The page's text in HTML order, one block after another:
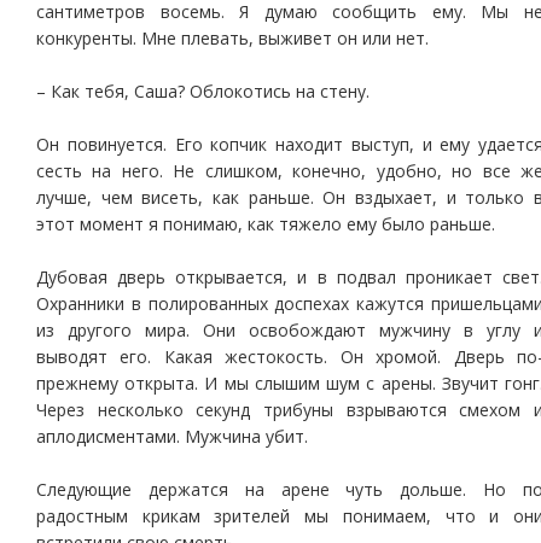
сантиметров восемь. Я думаю сообщить ему. Мы
конкуренты. Мне плевать, выживет он или нет.
– Как тебя, Саша? Облокотись на стену.
Он повинуется. Его копчик находит выступ, и ему
сесть на него. Не слишком, конечно, удобно, но все
лучше, чем висеть, как раньше. Он вздыхает, и только
этот момент я понимаю, как тяжело ему было раньше.
Дубовая дверь открывается, и в подвал проникает
Охранники в полированных доспехах кажутся
из другого мира. Они освобождают мужчину в углу
выводят его. Какая жестокость. Он хромой. Дверь
прежнему открыта. И мы слышим шум с арены. Звучит
Через несколько секунд трибуны взрываются смехом
аплодисментами. Мужчина убит.
Следующие держатся на арене чуть дольше. Но
радостным крикам зрителей мы понимаем, что и